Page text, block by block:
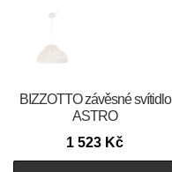
BIZZOTTO závěsné svítidlo
ASTRO
1 523 Kč